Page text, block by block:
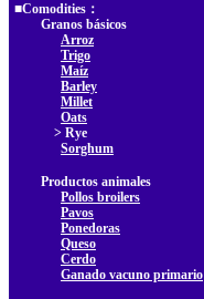
■Comodities：
Granos básicos
Arroz
Trigo
Maíz
Barley
Millet
Oats
> Rye
Sorghum
Productos animales
Pollos broilers
Pavos
Ponedoras
Queso
Cerdo
Ganado vacuno primario